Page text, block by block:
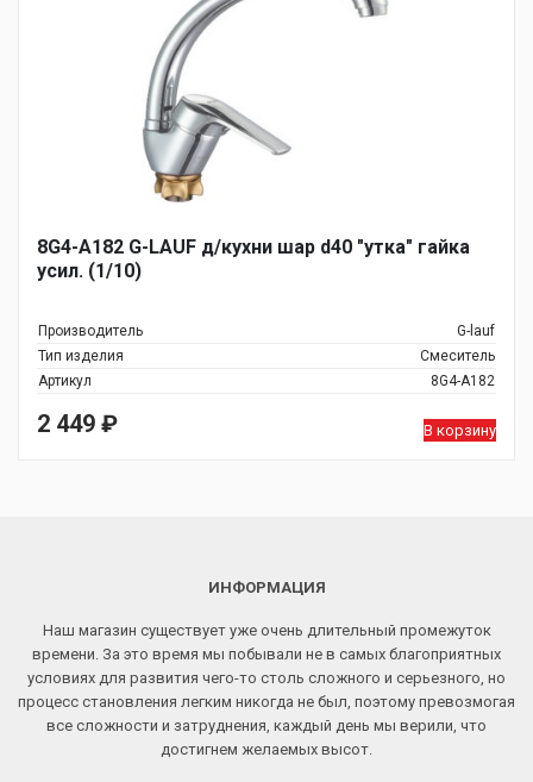
8G4-A182 G-LAUF д/кухни шар d40 "утка" гайка
усил. (1/10)
Производитель
G-lauf
Тип изделия
Смеситель
Артикул
8G4-A182
2 449 ₽ В корзину
ИНФОРМАЦИЯ
Наш магазин существует уже очень длительный промежуток
времени. За это время мы побывали не в самых благоприятных
условиях для развития чего-то столь сложного и серьезного, но
процесс становления легким никогда не был, поэтому превозмогая
все сложности и затруднения, каждый день мы верили, что
достигнем желаемых высот.